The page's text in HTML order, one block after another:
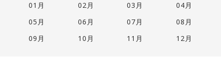
PROFILE
稲垣 吾郎 草彅 剛 香取 慎吾
01月 02月 03月
04月
05月
06月 07月
08月
09月
10月 11月 12月